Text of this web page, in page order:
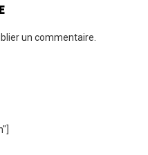
un commentaire.